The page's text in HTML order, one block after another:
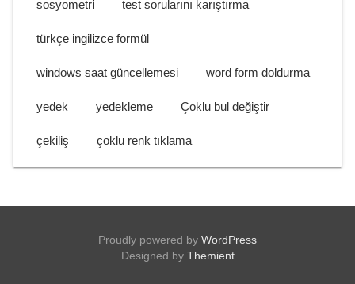
sosyometri test sorularını karıştırma
türkçe ingilizce formül
windows saat güncellemesi word form doldurma
yedek yedekleme Çoklu bul değiştir
çekiliş çoklu renk tıklama
Proudly powered by WordPress
Designed by Themient